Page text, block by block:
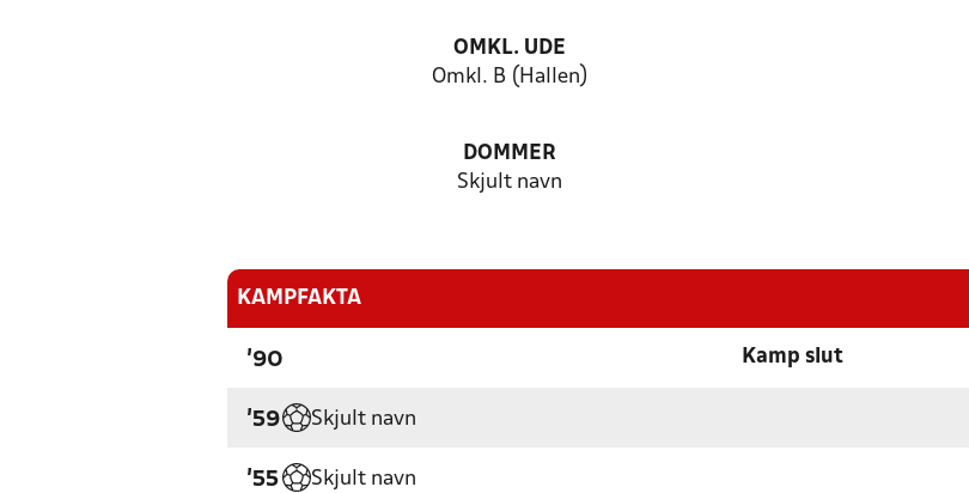
OMKL. UDE
Omkl. B (Hallen)
DOMMER
Skjult navn
KAMPFAKTA
'90 Kamp slut
'59 Skjult navn
'55 Skjult navn